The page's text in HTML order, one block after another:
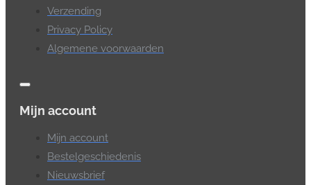
Verzending
Privacy Policy
Algemene voorwaarden
Mijn account
Mijn account
Bestelgeschiedenis
Nieuwsbrief